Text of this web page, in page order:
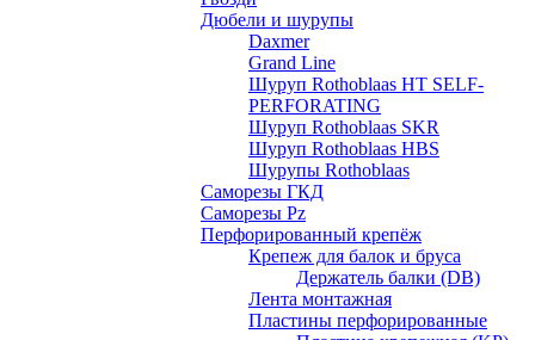
Дюбели и шурупы
Daxmer
Grand Line
Шуруп Rothoblaas HT SELF-
PERFORATING
Шуруп Rothoblaas SKR
Шуруп Rothoblaas НВS
Шурупы Rothoblaas
Саморeзы ГКД
Саморезы Pz
Перфорированный крепёж
Крепеж для балок и бруса
Держатель балки (DB)
Лента монтажнaя
Пластины перфорированные